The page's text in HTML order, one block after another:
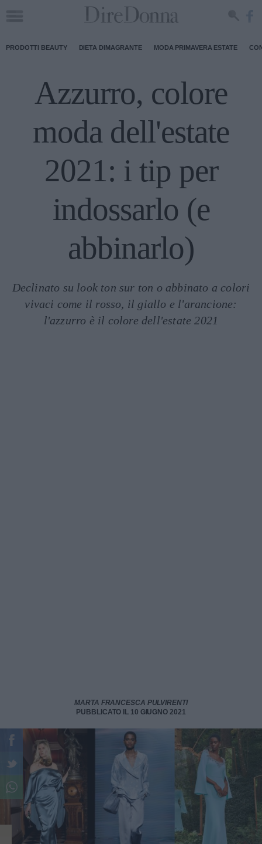
PRODOTTI BEAUTY DIETA DIMAGRANTE MODA PRIMAVERA ESTATE
Azzurro, colore
moda dell'estate
2021: i tip per
indossarlo (e
abbinarlo)
Declinato su look ton sur ton o abbinato a colori
vivaci come il rosso, il giallo e l'arancione:
l'azzurro è il colore dell'estate 2021
MARTA FRANCESCA PULVIRENTI
PUBBLICATO IL 10 GIUGNO 2021